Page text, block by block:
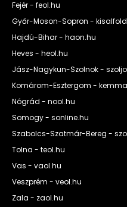
Fejér - feol.hu
Győr-Moson-Sopron -
Hajdú-Bihar - haon.hu
Heves - heol.hu
Jász-Nagykun-Szolnok -
Komárom-Esztergom -
Nógrád - nool.hu
Somogy - sonline.hu
Szabolcs-Szatmár-Bereg -
Tolna - teol.hu
Vas - vaol.hu
Veszprém - veol.hu
Zala - zaol.hu